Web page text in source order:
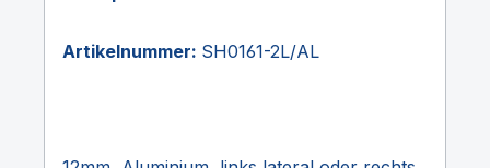
Artikelnummer: SH0161-2L/AL